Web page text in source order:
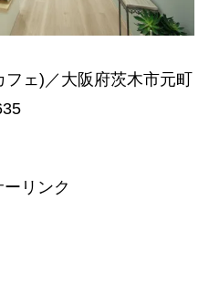
ェ)／大阪府茨木市元町
リンク